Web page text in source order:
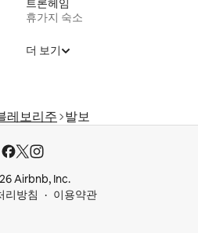
트론헤임
휴가지 숙소
더 보기
레보리주 발보
Airbnb, Inc.
리방침
이용약관